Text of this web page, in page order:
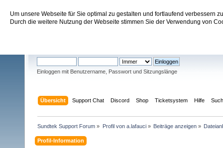
Um unsere Webseite für Sie optimal zu gestalten und fortlaufend verbessern
Durch die weitere Nutzung der Webseite stimmen Sie der Verwendung von
Sundtek Support Forum
Einloggen mit Benutzername, Passwort und Sitzungslänge
Übersicht Support Chat Discord Shop Ticketsystem Hilfe
Sundtek Support Forum » Profil von a.lafauci» Beiträge anzeigen»
Profil-Information